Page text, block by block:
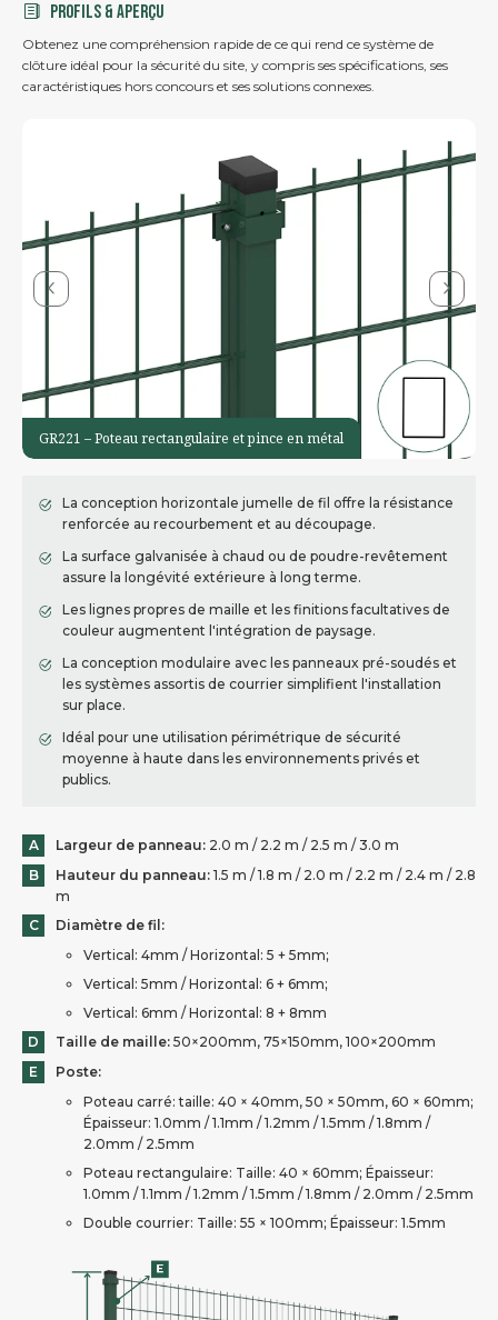
PROFILS & APERÇU
Obtenez une compréhension rapide de ce qui rend ce système de
clôture idéal pour la sécurité du site, y compris ses spécifications, ses
caractéristiques hors concours et ses solutions connexes.
GR221 – Poteau rectangulaire et pince en métal
La conception horizontale jumelle de fil offre la résistance
renforcée au recourbement et au découpage.
La surface galvanisée à chaud ou de poudre-revêtement
assure la longévité extérieure à long terme.
Les lignes propres de maille et les finitions facultatives de
couleur augmentent l'intégration de paysage.
La conception modulaire avec les panneaux pré-soudés et
les systèmes assortis de courrier simplifient l'installation
sur place.
Idéal pour une utilisation périmétrique de sécurité
moyenne à haute dans les environnements privés et
publics.
A Largeur de panneau: 2.0 m / 2.2 m / 2.5 m / 3.0 m
B
Hauteur du panneau: 1.5 m / 1.8 m / 2.0 m / 2.2 m / 2.4 m / 2.8
m
C
Diamètre de fil:
Vertical: 4mm / Horizontal: 5 + 5mm;
Vertical: 5mm / Horizontal: 6 + 6mm;
Vertical: 6mm / Horizontal: 8 + 8mm
D
Taille de maille: 50×200mm, 75×150mm, 100×200mm
E
Poste:
Poteau carré: taille: 40 × 40mm, 50 × 50mm, 60 × 60mm;
Épaisseur: 1.0mm / 1.1mm / 1.2mm / 1.5mm / 1.8mm /
2.0mm / 2.5mm
Poteau rectangulaire: Taille: 40 × 60mm; Épaisseur:
1.0mm / 1.1mm / 1.2mm / 1.5mm / 1.8mm / 2.0mm / 2.5mm
Double courrier: Taille: 55 × 100mm; Épaisseur: 1.5mm